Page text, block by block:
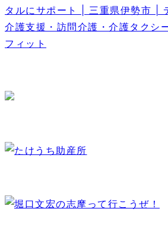
タルにサポート | 三重県伊勢市 |
介護支援・訪問介護・介護タクシ
フィット